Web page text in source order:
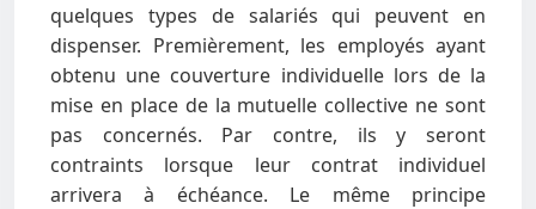
quelques types de salariés qui peuvent en
dispenser. Premièrement, les employés ayant
obtenu une couverture individuelle lors de la
mise en place de la mutuelle collective ne sont
pas concernés. Par contre, ils y seront
contraints lorsque leur contrat individuel
arrivera à échéance. Le même principe